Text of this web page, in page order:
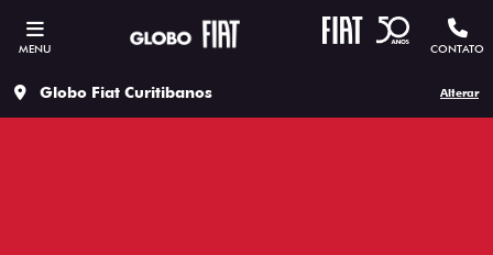
MENU CONTATO
Globo Fiat Curitibanos Alterar